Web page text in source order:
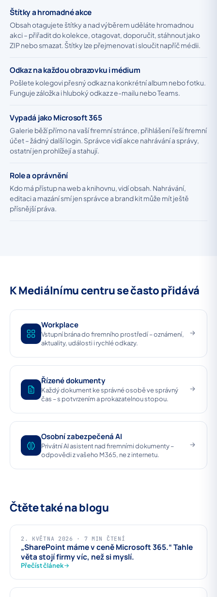
Štítky a hromadné akce
Obsah otagujete štítky a nad výběrem uděláte hromadnou
akci – přiřadit do kolekce, otagovat, doporučit, stáhnout jako
ZIP nebo smazat. Štítky lze přejmenovat i sloučit napříč médii.
Odkaz na každou obrazovku i médium
Pošlete kolegovi přesný odkaz na konkrétní album nebo fotku.
Funguje záložka i hluboký odkaz z e-mailu nebo Teams.
Vypadá jako Microsoft 365
Galerie běží přímo na vaší firemní stránce, přihlášení řeší firemní
účet – žádný další login. Správce vidí akce nahrávání a správy,
ostatní jen prohlížejí a stahují.
Role a oprávnění
Kdo má přístup na web a knihovnu, vidí obsah. Nahrávání,
editaci a mazání smí jen správce a brand kit může mít ještě
přísnější práva.
K Mediálnímu centru se často přidává
Workplace
Vstupní brána do firemního prostředí – oznámení,
aktuality, události i rychlé odkazy.
Řízené dokumenty
Každý dokument ke správné osobě ve správný
čas – s potvrzením a prokazatelnou stopou.
Osobní zabezpečená AI
Privátní AI asistent nad firemními dokumenty –
odpovědi z vašeho M365, ne z internetu.
Čtěte také na blogu
2. KVĚTNA 2026 · 7 MIN ČTENÍ
„SharePoint máme v ceně Microsoft 365.“ Tahle
věta stojí firmy víc, než si myslí.
Přečíst článek